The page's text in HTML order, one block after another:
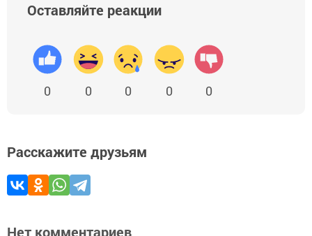
Оставляйте реакции
0 0 0 0 0
Расскажите друзьям
Нет комментариев